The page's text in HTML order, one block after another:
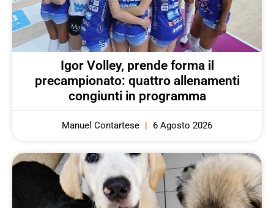
Igor Volley, prende forma il
precampionato: quattro allenamenti
congiunti in programma
Manuel Contartese 6 Agosto 2026